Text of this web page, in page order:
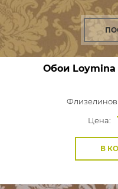
Обои Loymina
Цена:
В